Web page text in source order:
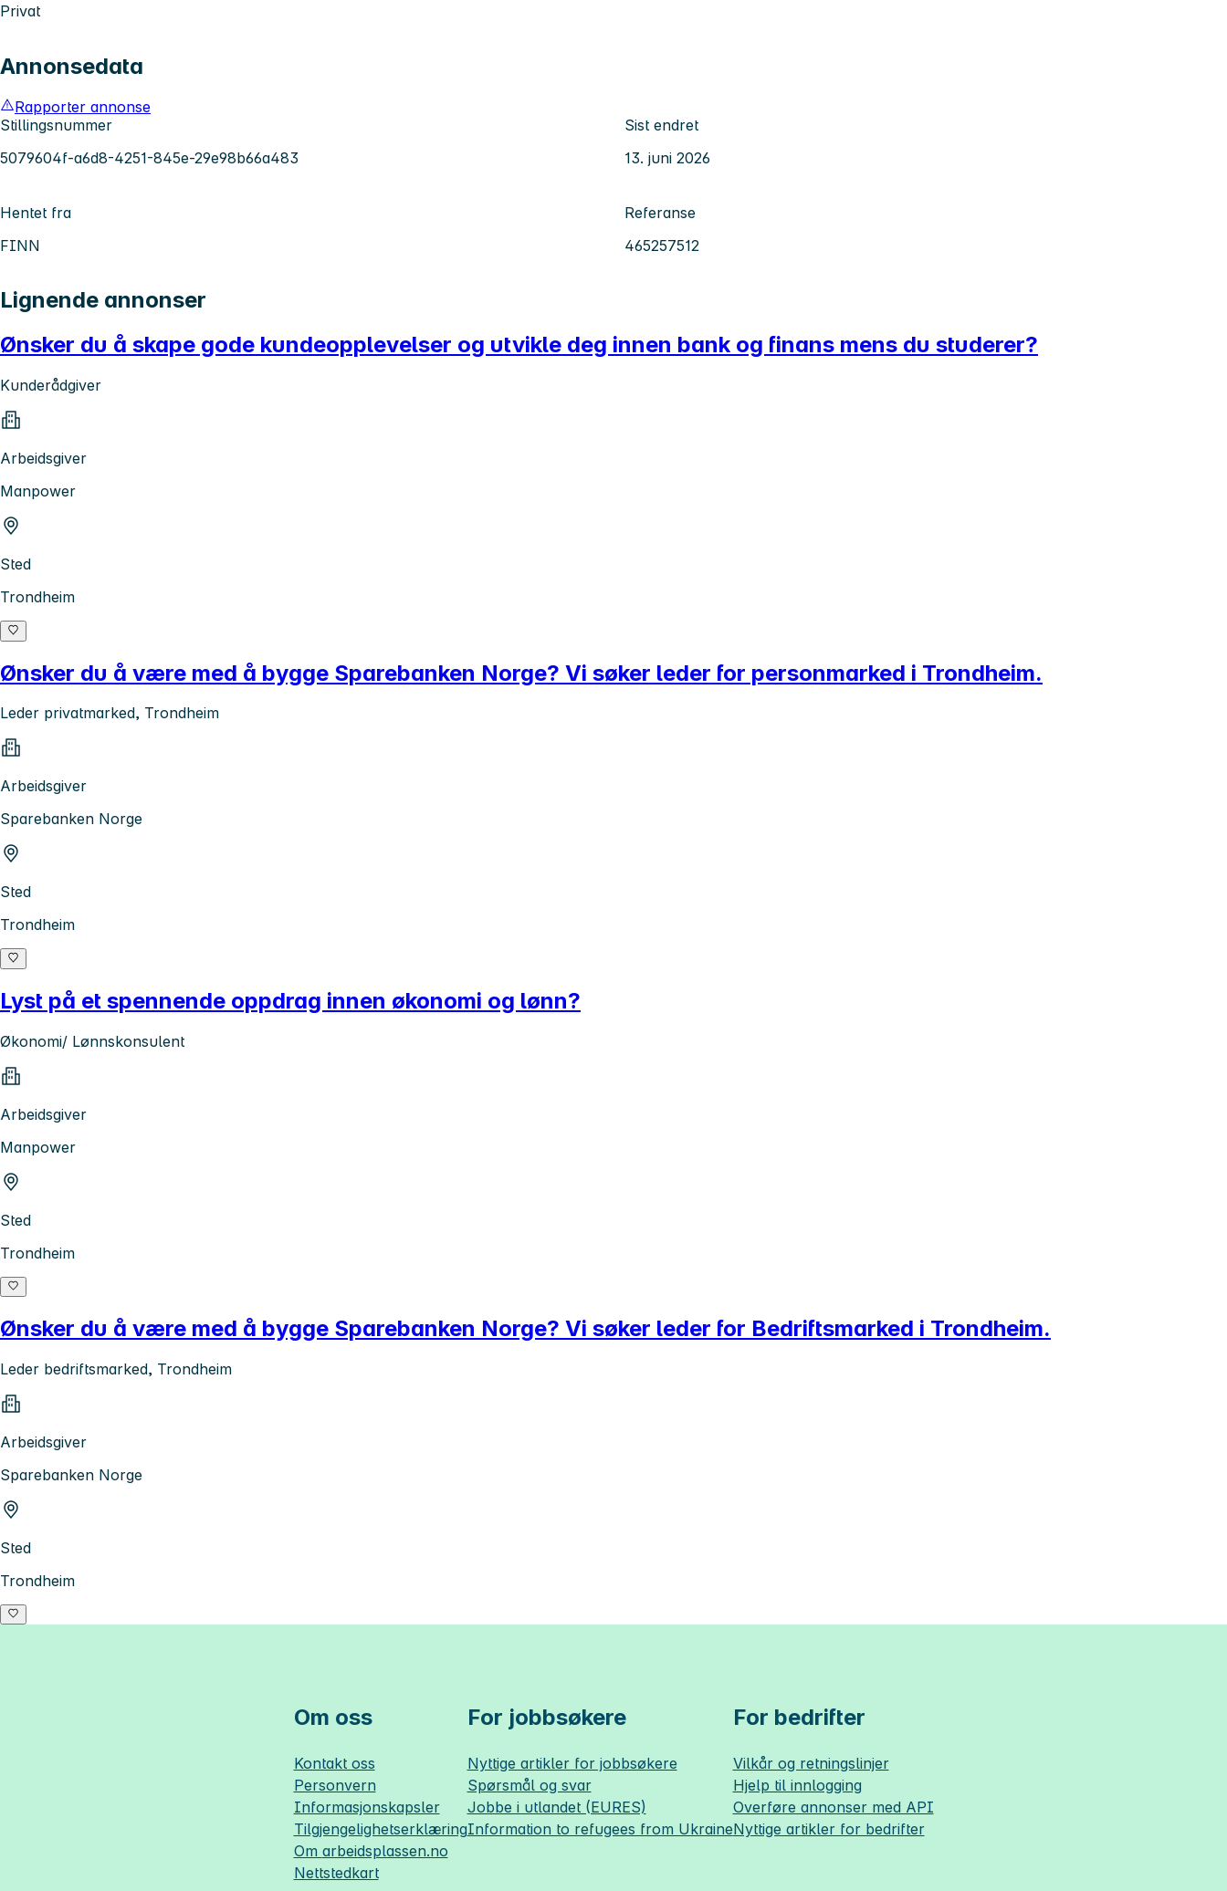
Privat
Annonsedata
Rapporter annonse
Stillingsnummer
5079604f-a6d8-4251-845e-29e98b66a483
Sist endret
13. juni 2026
Hentet fra
FINN
Referanse
465257512
Lignende annonser
Ønsker du å skape gode kundeopplevelser og utvikle deg innen bank og finans mens du studerer?
Kunderådgiver
Arbeidsgiver
Manpower
Sted
Trondheim
Ønsker du å være med å bygge Sparebanken Norge? Vi søker leder for personmarked i Trondheim.
Leder privatmarked, Trondheim
Arbeidsgiver
Sparebanken Norge
Sted
Trondheim
Lyst på et spennende oppdrag innen økonomi og lønn?
Økonomi/ Lønnskonsulent
Arbeidsgiver
Manpower
Sted
Trondheim
Ønsker du å være med å bygge Sparebanken Norge? Vi søker leder for Bedriftsmarked i Trondheim.
Leder bedriftsmarked, Trondheim
Arbeidsgiver
Sparebanken Norge
Sted
Trondheim
Om oss
Kontakt oss
Personvern
Informasjonskapsler
Tilgjengelighetserklæring
Om arbeidsplassen.no
Nettstedkart
For jobbsøkere
Nyttige artikler for jobbsøkere
Spørsmål og svar
Jobbe i utlandet (EURES)
Information to refugees from Ukraine
For bedrifter
Vilkår og retningslinjer
Hjelp til innlogging
Overføre annonser med API
Nyttige artikler for bedrifter